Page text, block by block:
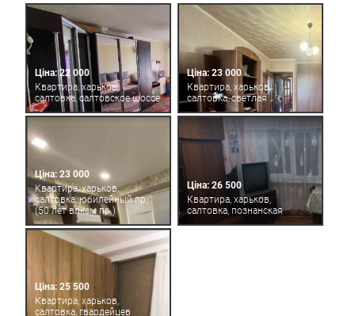
Ціна: 22 000
Квартира, харьков,
салтовка, салтовское шоссе
Ціна: 23 000
Квартира, харьков,
салтовка, светлая
Ціна: 23 000
Квартира, харьков,
салтовка, юбилейный пр.
(50 лет влксм пр.)
Ціна: 26 500
Квартира, харьков,
салтовка, познанская
Ціна: 25 500
Квартира, харьков,
салтовка, гвардейцев